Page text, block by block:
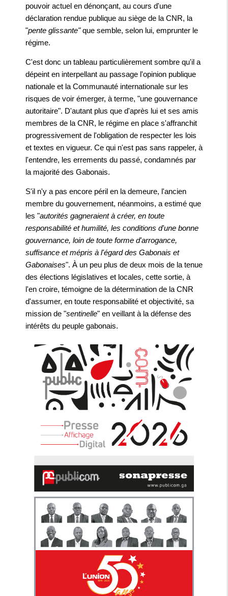
pouvoir actuel en dénonçant, au cours d'une
déclaration rendue publique au siège de la CNR, la
"pente glissante"que semble, selon lui, emprunter le
régime.
C'est donc un tableau particulièrement sombre qu'il a
dépeint en interpellant au passage l'opinion publique
nationale et la Communauté internationale sur les
risques de voir émerger, à terme, "une gouvernance
autoritaire". D'autant plus que d'après lui et ses amis
membres de la CNR, le régime en place s'affranchit
progressivement de l'obligation de respecter les lois
et textes en vigueur. Ce qui n'est pas sans rappeler, à
l'entendre, les errements du passé, condamnés par
la majorité des Gabonais.
S'il n'y a pas encore péril en la demeure, l'ancien
membre du gouvernement, néanmoins, a estimé que
les "autorités gagneraient à créer, en toute
responsabilité et humilité, les conditions d'une bonne
gouvernance, loin de toute forme d'arrogance,
suffisance et mépris à l'égard des Gabonais et
Gabonaises". À un peu plus de deux mois de la tenue
des élections législatives et locales, cette sortie, à
l'en croire, témoigne de la détermination de la CNR
d'assumer, en toute responsabilité et objectivité, sa
mission de "sentinelle" en veillant à la défense des
intérêts du peuple gabonais.